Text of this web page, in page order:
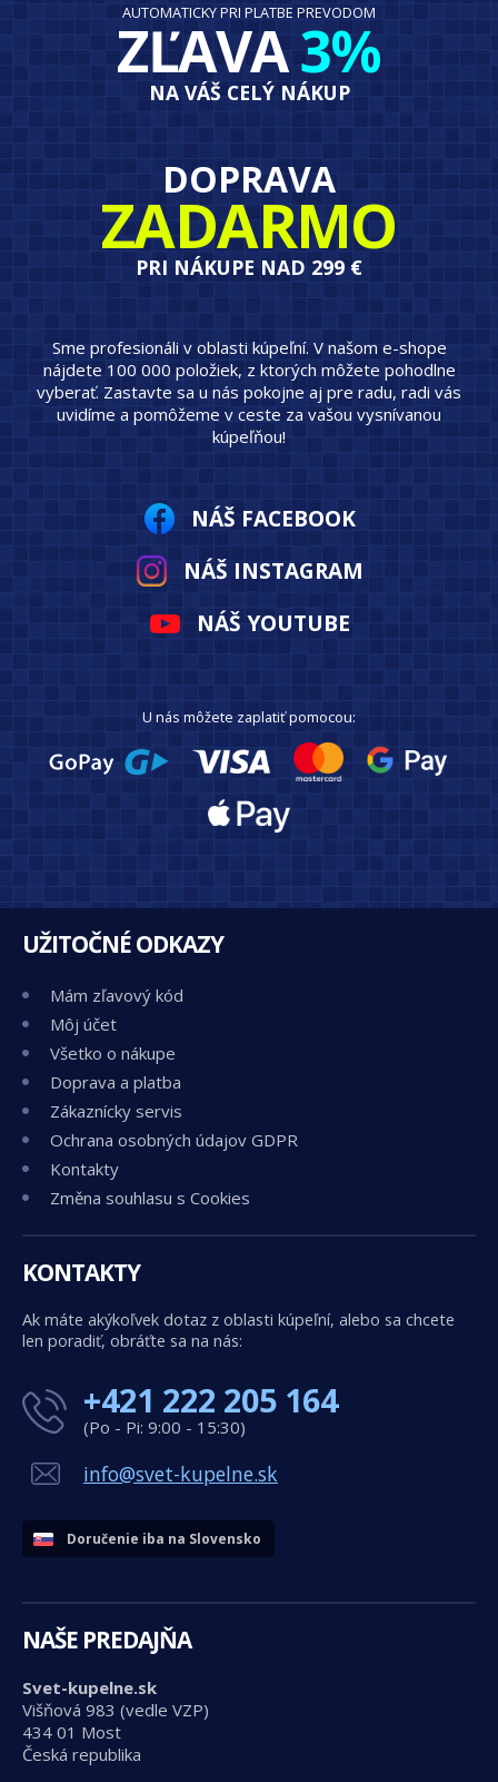
AUTOMATICKY PRI PLATBE PREVODOM
ZĽAVA3%
NA VÁŠ CELÝ NÁKUP
DOPRAVA
ZADARMO
PRI NÁKUPE NAD 299 €
Sme profesionáli v oblasti kúpeľní. V našom e-shope
nájdete 100 000 položiek, z ktorých môžete pohodlne
vyberať. Zastavte sa u nás pokojne aj pre radu, radi vás
uvidíme a pomôžeme v ceste za vašou vysnívanou
kúpeľňou!
NÁŠ FACEBOOK
NÁŠ INSTAGRAM
NÁŠ YOUTUBE
U nás môžete zaplatiť pomocou:
UŽITOČNÉ ODKAZY
Mám zľavový kód
Môj účet
Všetko o nákupe
Doprava a platba
Zákaznícky servis
Ochrana osobných údajov GDPR
Kontakty
Změna souhlasu s Cookies
KONTAKTY
Ak máte akýkoľvek dotaz z oblasti kúpeľní, alebo sa chcete
len poradiť, obráťte sa na nás:
+421 222 205 164
(Po - Pi: 9:00 - 15:30)
info@svet-kupelne.sk
Doručenie iba na Slovensko
NAŠE PREDAJŇA
Svet-kupelne.sk
Višňová 983 (vedle VZP)
434 01 Most
Česká republika